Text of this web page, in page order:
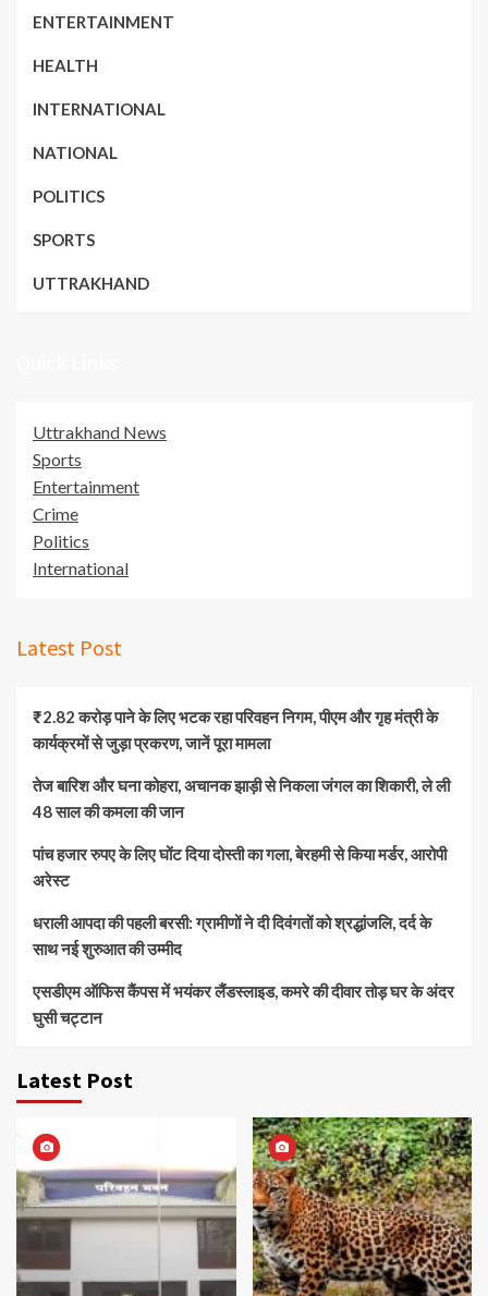
ENTERTAINMENT
HEALTH
INTERNATIONAL
NATIONAL
POLITICS
SPORTS
UTTRAKHAND
Uttrakhand News
Sports
Entertainment
Crime
Politics
International
Latest Post
₹2.82 करोड़ पाने के लिए भटक रहा परिवहन निगम, पीएम और गृह मंत्री के
कार्यक्रमों से जुड़ा प्रकरण, जानें पूरा मामला
तेज बारिश और घना कोहरा, अचानक झाड़ी से निकला जंगल का शिकारी, ले ली
48 साल की कमला की जान
पांच हजार रुपए के लिए घोंट दिया दोस्ती का गला, बेरहमी से किया मर्डर, आरोपी
अरेस्ट
धराली आपदा की पहली बरसी: ग्रामीणों ने दी दिवंगतों को श्रद्धांजलि, दर्द के
साथ नई शुरुआत की उम्मीद
एसडीएम ऑफिस कैंपस में भयंकर लैंडस्लाइड, कमरे की दीवार तोड़ घर के अंदर
घुसी चट्टान
Latest Post